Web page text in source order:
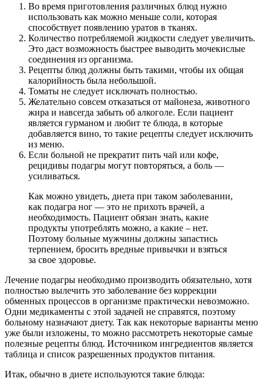
Во время приготовления различных блюд нужно
использовать как можно меньше соли, которая
способствует появлению уратов в тканях.
Количество потребляемой жидкости следует увеличить.
Это даст возможность быстрее выводить мочекислые
соединения из организма.
Рецепты блюд должны быть такими, чтобы их общая
калорийность была небольшой.
Томаты не следует исключать полностью.
Желательно совсем отказаться от майонеза, животного
жира и навсегда забыть об алкоголе. Если пациент
является гурманом и любит те блюда, в которые
добавляется вино, то такие рецепты следует исключить
из меню.
Если больной не прекратит пить чай или кофе,
рецидивы подагры могут повторяться, а боль —
усиливаться.
Как можно увидеть, диета при таком заболевании,
как подагра ног — это не прихоть врачей, а
необходимость. Пациент обязан знать, какие
продукты употреблять можно, а какие – нет.
Поэтому больные мужчины должны запастись
терпением, бросить вредные привычки и взяться
за свое здоровье.
Лечение подагры необходимо производить обязательно, хотя
полностью вылечить это заболевание без коррекции
обменных процессов в организме практически невозможно.
Одни медикаменты с этой задачей не справятся, поэтому
больному назначают диету. Так как некоторые варианты меню
уже были изложены, то можно рассмотреть некоторые самые
полезные рецепты блюд. Источником ингредиентов является
таблица и список разрешенных продуктов питания.
Итак, обычно в диете используются такие блюда: